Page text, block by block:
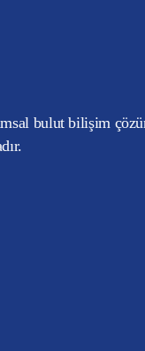
bulut bilişim